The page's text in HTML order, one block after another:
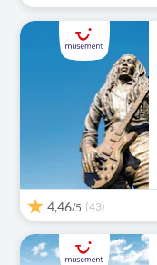
4,46/5 (43)